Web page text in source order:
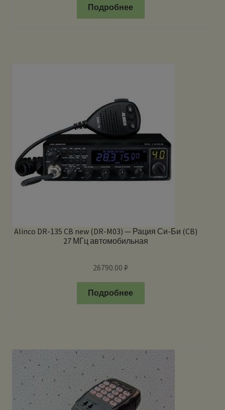
Подробнее
Alinco DR-135 CB new (DR-M03) — Рация Си-Би (CB)
27 МГц автомобильная
26790.00₽
Подробнее